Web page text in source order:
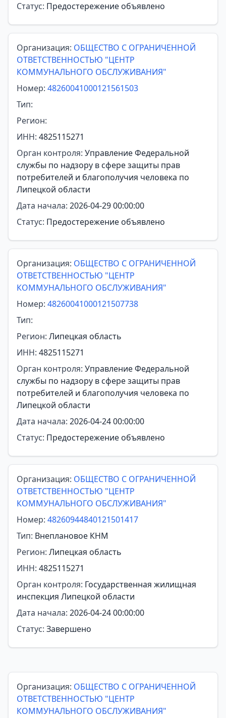
Статус: Предостережение объявлено
Организация: ОБЩЕСТВО С ОГРАНИЧЕННОЙ
ОТВЕТСТВЕННОСТЬЮ "ЦЕНТР
КОММУНАЛЬНОГО ОБСЛУЖИВАНИЯ"
Номер: 48260041000121561503
Тип:
Регион:
ИНН: 4825115271
Орган контроля: Управление Федеральной
службы по надзору в сфере защиты прав
потребителей и благополучия человека по
Липецкой области
Дата начала: 2026-04-29 00:00:00
Статус: Предостережение объявлено
Организация: ОБЩЕСТВО С ОГРАНИЧЕННОЙ
ОТВЕТСТВЕННОСТЬЮ "ЦЕНТР
КОММУНАЛЬНОГО ОБСЛУЖИВАНИЯ"
Номер: 48260041000121507738
Тип:
Регион: Липецкая область
ИНН: 4825115271
Орган контроля: Управление Федеральной
службы по надзору в сфере защиты прав
потребителей и благополучия человека по
Липецкой области
Дата начала: 2026-04-24 00:00:00
Статус: Предостережение объявлено
Организация: ОБЩЕСТВО С ОГРАНИЧЕННОЙ
ОТВЕТСТВЕННОСТЬЮ "ЦЕНТР
КОММУНАЛЬНОГО ОБСЛУЖИВАНИЯ"
Номер: 48260944840121501417
Тип: Внеплановое КНМ
Регион: Липецкая область
ИНН: 4825115271
Орган контроля: Государственная жилищная
инспекция Липецкой области
Дата начала: 2026-04-24 00:00:00
Статус: Завершено
Организация: ОБЩЕСТВО С ОГРАНИЧЕННОЙ
ОТВЕТСТВЕННОСТЬЮ "ЦЕНТР
КОММУНАЛЬНОГО ОБСЛУЖИВАНИЯ"